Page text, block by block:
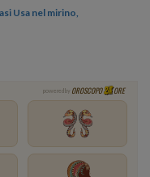
Usa nel mirino,
powered by OROSCOPO ORE